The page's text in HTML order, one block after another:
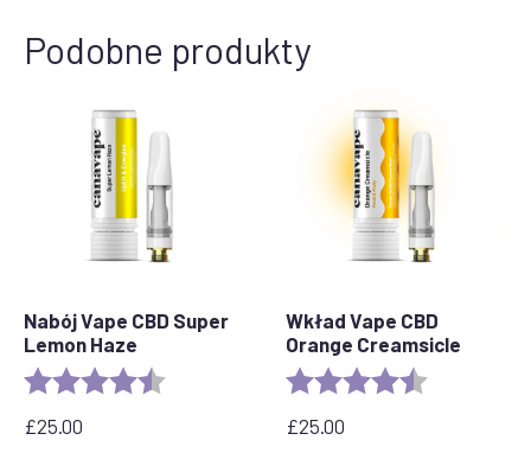
Podobne produkty
Nabój Vape CBD Super
Lemon Haze
Rating: 4.6 out of 5 stars
£25.00
Wkład Vape CBD
Orange Creamsicle
Rating: 4.2 out of 5
£25.00